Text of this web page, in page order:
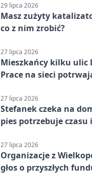
29 lipca 2026
Masz zużyty
co z nim zrobić?
27 lipca 2026
Mieszkańcy kilku ulic
Prace na sieci
27 lipca 2026
Stefanek czeka na
pies potrzebuje czasu
27 lipca 2026
Organizacje z
głos o przyszłych